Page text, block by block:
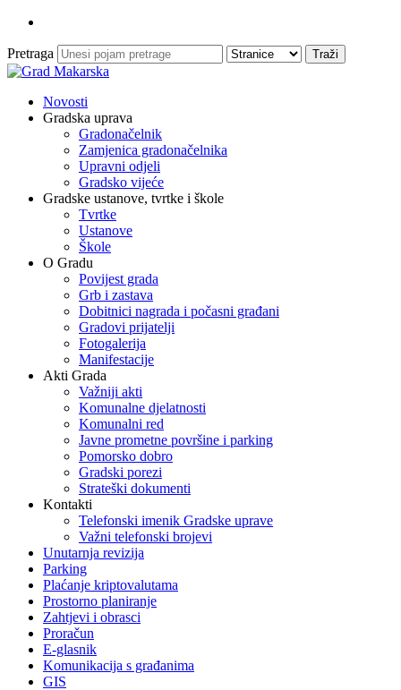
Pretraga
Novosti
Gradska uprava
Gradonačelnik
Zamjenica gradonačelnika
Upravni odjeli
Gradsko vijeće
Gradske ustanove, tvrtke i škole
Tvrtke
Ustanove
Škole
O Gradu
Povijest grada
Grb i zastava
Dobitnici nagrada i počasni građani
Gradovi prijatelji
Fotogalerija
Manifestacije
Akti Grada
Važniji akti
Komunalne djelatnosti
Komunalni red
Javne prometne površine i parking
Pomorsko dobro
Gradski porezi
Strateški dokumenti
Kontakti
Telefonski imenik Gradske uprave
Važni telefonski brojevi
Unutarnja revizija
Parking
Plaćanje kriptovalutama
Prostorno planiranje
Zahtjevi i obrasci
Proračun
E-glasnik
Komunikacija s građanima
GIS